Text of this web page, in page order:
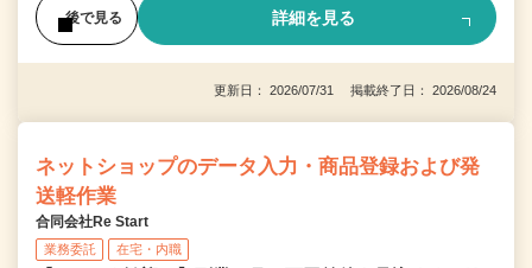
後で見る 詳細を見る
更新日： 2026/07/31 掲載終了日： 2026/08/24
ネットショップのデータ入力・商品登録および発
送軽作業
合同会社Re Start
業務委託 在宅・内職